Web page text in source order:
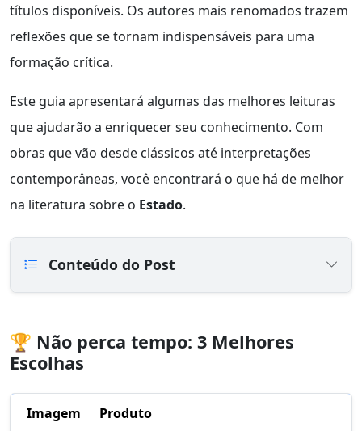
títulos disponíveis. Os autores mais renomados trazem
reflexões que se tornam indispensáveis para uma
formação crítica.
Este guia apresentará algumas das melhores leituras
que ajudarão a enriquecer seu conhecimento. Com
obras que vão desde clássicos até interpretações
contemporâneas, você encontrará o que há de melhor
na literatura sobre o Estado.
Conteúdo do Post
🏆 Não perca tempo: 3 Melhores
Escolhas
Imagem Produto